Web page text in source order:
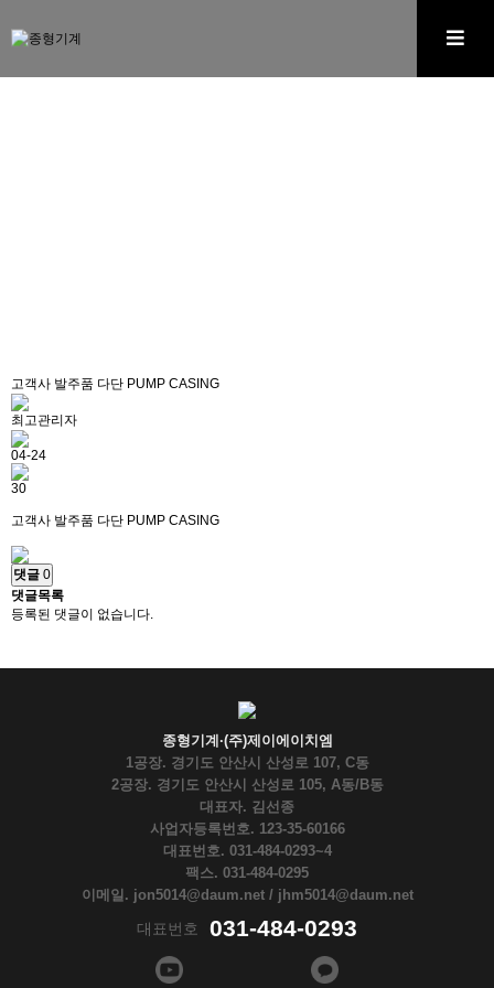
고객사 발주품 다단 PUMP CASING
최고관리자
04-24
30
고객사 발주품 다단 PUMP CASING
댓글 0
댓글목록
등록된 댓글이 없습니다.
종형기계·(주)제이에이치엠
1공장. 경기도 안산시 산성로 107, C동
2공장. 경기도 안산시 산성로 105, A동/B동
대표자. 김선종
사업자등록번호. 123-35-60166
대표번호. 031-484-0293~4
팩스. 031-484-0295
이메일. jon5014@daum.net / jhm5014@daum.net
대표번호 031-484-0293
페이
스북
카카
오톡